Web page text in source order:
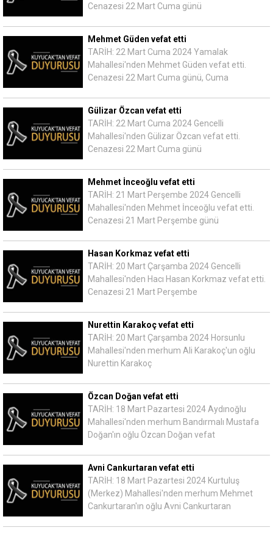
Cenazesi 22 Mart Cuma günü
Mehmet Güden vefat etti
TARİH: 22 Mart Cuma 2024 Yamalak
Mahallesi'nden Mehmet Güden vefat etti.
Cenazesi 22 Mart Cuma günü, Cuma
Gülizar Özcan vefat etti
TARİH: 22 Mart Cuma 2024 Gencelli
Mahallesi'nden Gülizar Özcan vefat etti.
Cenazesi 22 Mart Cuma günü
Mehmet İnceoğlu vefat etti
TARİH: 21 Mart Perşembe 2024 Gencelli
Mahallesi'nden Mehmet İnceoğlu vefat etti.
Cenazesi 21 Mart Perşembe günü
Hasan Korkmaz vefat etti
TARİH: 20 Mart Çarşamba 2024 Gencelli
Mahallesi'nden Hacı Hasan Korkmaz vefat etti.
Cenazesi 21 Mart Perşembe
Nurettin Karakoç vefat etti
TARİH: 20 Mart Çarşamba 2024 Horsunlu
Mahallesi'nden merhum Ali Karakoç'un oğlu
Nurettin Karakoç
Özcan Doğan vefat etti
TARİH: 18 Mart Pazartesi 2024 Aydınoğlu
Mahallesi'nden merhum Bandırmalı Mustafa
Doğan'ın oğlu Özcan Doğan vefat
Avni Cankurtaran vefat etti
TARİH: 18 Mart Pazartesi 2024 Kurtuluş
(Merkez) Mahallesi'nden merhum Mehmet
Cankurtaran'ın oğlu Avni Cankurtaran